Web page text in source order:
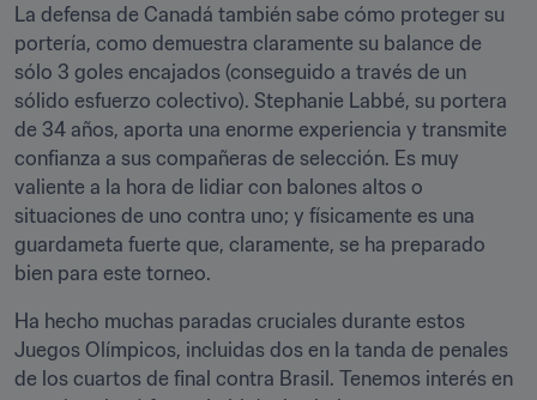
La defensa de Canadá también sabe cómo proteger su
portería, como demuestra claramente su balance de
sólo 3 goles encajados (conseguido a través de un
sólido esfuerzo colectivo). Stephanie Labbé, su portera
de 34 años, aporta una enorme experiencia y transmite
confianza a sus compañeras de selección. Es muy
valiente a la hora de lidiar con balones altos o
situaciones de uno contra uno; y físicamente es una
guardameta fuerte que, claramente, se ha preparado
bien para este torneo.
Ha hecho muchas paradas cruciales durante estos
Juegos Olímpicos, incluidas dos en la tanda de penales
de los cuartos de final contra Brasil. Tenemos interés en